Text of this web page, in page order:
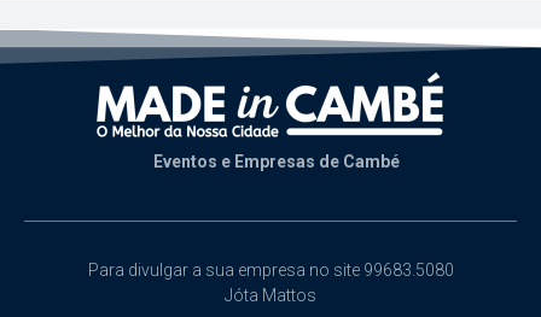
Eventos e Empresas de Cambé
Para divulgar a sua empresa no site 99683.5080
Jóta Mattos